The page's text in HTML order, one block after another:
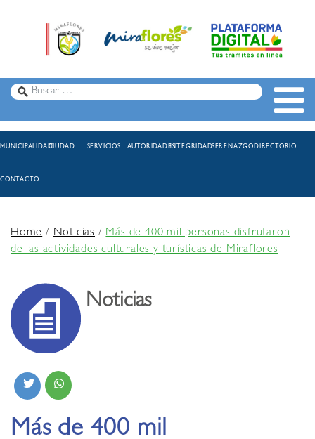
MUNICIPALIDADCIUDAD SERVICIOS AUTORIDADESINTEGRIDADSERENAZGODIRECTORIO
CONTACTO
Home/Noticias /Más de 400 mil personas disfrutaron
de las actividades culturales y turísticas de Miraflores
Noticias
Más de 400 mil